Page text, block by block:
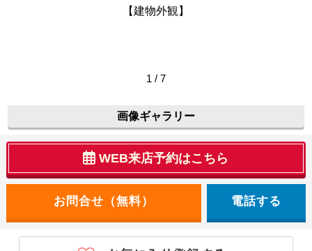
【建物外観】
1 / 7
画像ギャラリー
WEB来店予約はこちら
電話する